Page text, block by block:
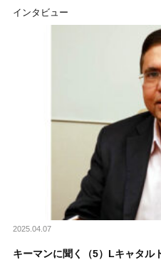
インタビュー
2025.04.07
キーマンに聞く（5）Lキャタル